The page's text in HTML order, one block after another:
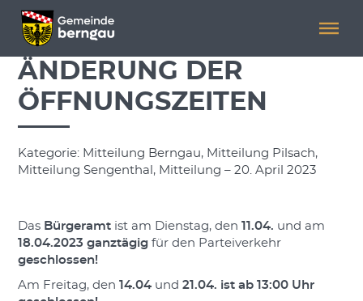
Menü überspringen
Menü überspringen
ÄNDERUNG DER
ÖFFNUNGSZEITEN
Kategorie: Mitteilung Berngau, Mitteilung Pilsach,
Mitteilung Sengenthal, Mitteilung – 20. April 2023
Das Bürgeramtist am Dienstag, den 11.04. und am
18.04.2023 ganztägig für den Parteiverkehr
geschlossen!
Am Freitag, den 14.04und 21.04. ist ab 13:00 Uhr